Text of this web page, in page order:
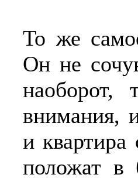
То же
Он не
наоборот,
внимания,
и квартира
положат в